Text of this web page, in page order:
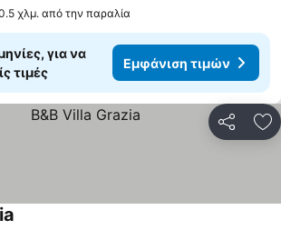
χλμ. από την παραλία
για να
τιμές
Εμφάνιση τιμών